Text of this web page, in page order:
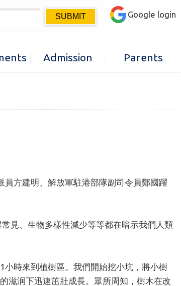
Google login
Admission Parents
員方建明、解放軍駐港部隊副司令員鄭國躍
見、生物多樣性減少等等都在暗示我們人類
1小時來到植樹區。我們開始挖小坑，將小樹
滋润下迅速茁壯成長。眾所周知，樹木在改